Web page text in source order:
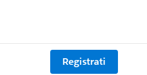
Registrati